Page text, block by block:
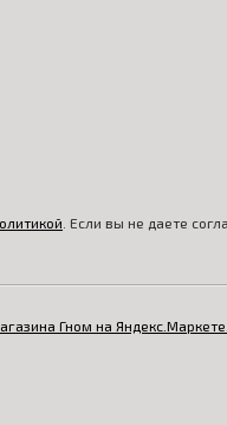
. Если вы не даете